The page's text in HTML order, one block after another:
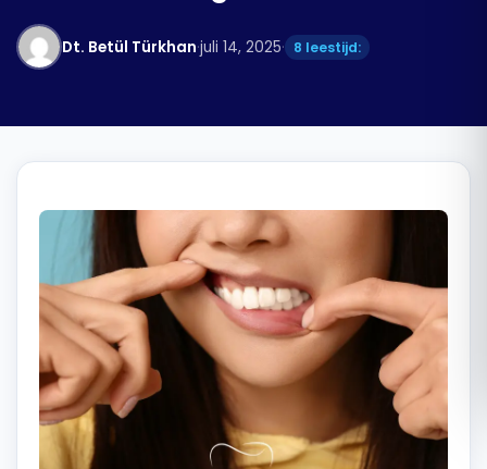
Español
Italiano
Български
Română
Русский
Dt. Betül Türkhan·juli 14, 2025· 8 leestijd: